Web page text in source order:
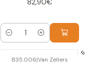
Cantidad
B35.006|Van Zellers